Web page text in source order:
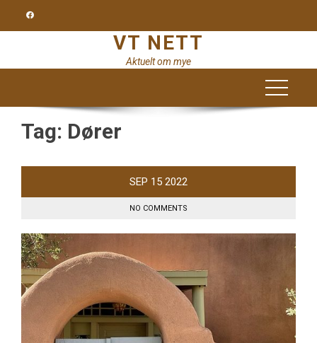
VT NETT
Aktuelt om mye
Tag: Dører
SEP 15 2022
NO COMMENTS